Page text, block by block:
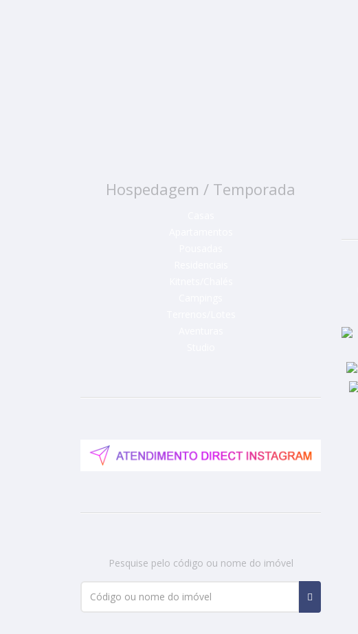
Hospedagem / Temporada
Pesquise pelo código ou nome do imóvel